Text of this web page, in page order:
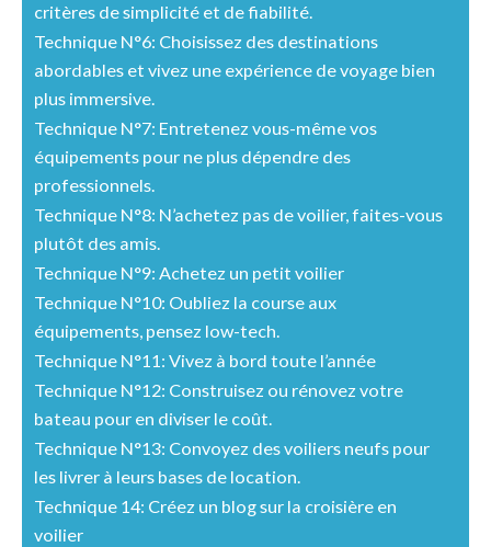
critères de simplicité et de fiabilité.
Technique N°6: Choisissez des destinations
abordables et vivez une expérience de voyage bien
plus immersive.
Technique N°7: Entretenez vous-même vos
équipements pour ne plus dépendre des
professionnels.
Technique N°8: N’achetez pas de voilier, faites-vous
plutôt des amis.
Technique N°9: Achetez un petit voilier
Technique N°10: Oubliez la course aux
équipements, pensez low-tech.
Technique N°11: Vivez à bord toute l’année
Technique N°12: Construisez ou rénovez votre
bateau pour en diviser le coût.
Technique N°13: Convoyez des voiliers neufs pour
les livrer à leurs bases de location.
Technique 14: Créez un blog sur la croisière en
voilier